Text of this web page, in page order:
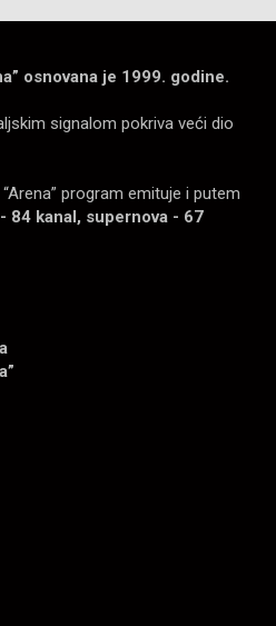
osnovana je 1999. godine.
signalom pokriva veći dio
program emituje i putem
84 kanal, supernova - 67